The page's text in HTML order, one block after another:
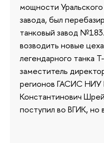
мощности
завода, был
танковый завод
возводить новые
легендарного танка
заместитель
регионов ГАСИС
Константинович
поступил во ВГИК, но